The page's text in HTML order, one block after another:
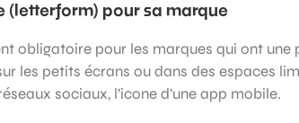
(letterform) pour sa marque
obligatoire pour les marques qui ont une
les petits écrans ou dans des espaces
sociaux, l’icone d’une app mobile.